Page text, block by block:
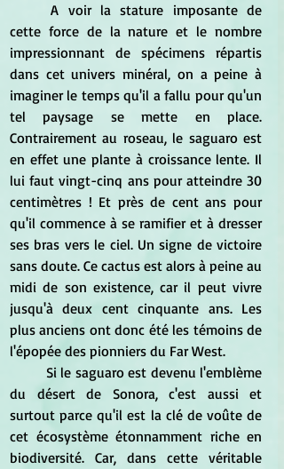
	A voir la stature imposante de
cette force de la nature et le nombre
impressionnant de spécimens répartis
dans cet univers minéral, on a peine à
imaginer le temps qu'il a fallu pour qu'un
tel paysage se mette en place.
Contrairement au roseau, le saguaro est
en effet une plante à croissance lente. Il
lui faut vingt-cinq ans pour atteindre 30
centimètres ! Et près de cent ans pour
qu'il commence à se ramifier et à dresser
ses bras vers le ciel. Un signe de victoire
sans doute. Ce cactus est alors à peine au
midi de son existence, car il peut vivre
jusqu'à deux cent cinquante ans. Les
plus anciens ont donc été les témoins de
l'épopée des pionniers du Far West.
du désert de Sonora, c'est aussi et
surtout parce qu'il est la clé de voûte de
cet écosystème étonnamment riche en
biodiversité. Car, dans cette véritable